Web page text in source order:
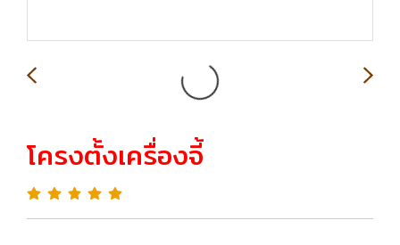
โครงตั้งเครื่องจี้